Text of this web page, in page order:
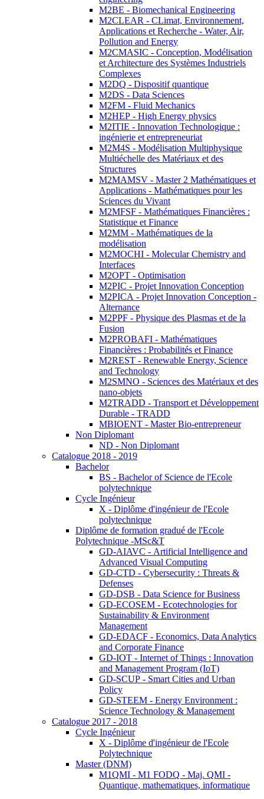
M2BE - Biomechanical Engineering
M2CLEAR - CLimat, Environnement,
Applications et Recherche - Water, Air,
Pollution and Energy
M2CMASIC - Conception, Modélisation
et Architecture des Systèmes Industriels
Complexes
M2DQ - Dispositif quantique
M2DS - Data Sciences
M2FM - Fluid Mechanics
M2HEP - High Energy physics
M2ITIE - Innovation Technologique :
ingénierie et entrepreneuriat
M2M4S - Modélisation Multiphysique
Multiéchelle des Matériaux et des
Structures
M2MAMSV - Master 2 Mathématiques et
Applications - Mathématiques pour les
Sciences du Vivant
M2MFSF - Mathématiques Financières :
Statistique et Finance
M2MM - Mathématiques de la
modélisation
M2MOCHI - Molecular Chemistry and
Interfaces
M2OPT - Optimisation
M2PIC - Projet Innovation Conception
M2PICA - Projet Innovation Conception -
Alternance
M2PPF - Physique des Plasmas et de la
Fusion
M2PROBAFI - Mathématiques
Financières : Probabilités et Finance
M2REST - Renewable Energy, Science
and Technology
M2SMNO - Sciences des Matériaux et des
nano-objets
M2TRADD - Transport et Développement
Durable - TRADD
MBIOENT - Master Bio-entrepreneur
Non Diplomant
ND - Non Diplomant
Catalogue 2018 - 2019
Bachelor
BS - Bachelor of Science de l'Ecole
polytechnique
Cycle Ingénieur
X - Diplôme d'ingénieur de l'Ecole
polytechnique
Diplôme de formation gradué de l'Ecole
Polytechnique -MSc&T
GD-AIAVC - Artificial Intelligence and
Advanced Visual Computing
GD-CTD - Cybersecurity : Threats &
Defenses
GD-DSB - Data Science for Business
GD-ECOSEM - Ecotechnologies for
Sustainability & Environment
Management
GD-EDACF - Economics, Data Analytics
and Corporate Finance
GD-IOT - Internet of Things : Innovation
and Management Program (IoT)
GD-SCUP - Smart Cities and Urban
Policy
GD-STEEM - Energy Environment :
Science Technology & Management
Catalogue 2017 - 2018
Cycle Ingénieur
X - Diplôme d'ingénieur de l'Ecole
Polytechnique
Master (DNM)
M1QMI - M1 FODQ - Maj. QMI -
Quantique, mathematiques, informatique